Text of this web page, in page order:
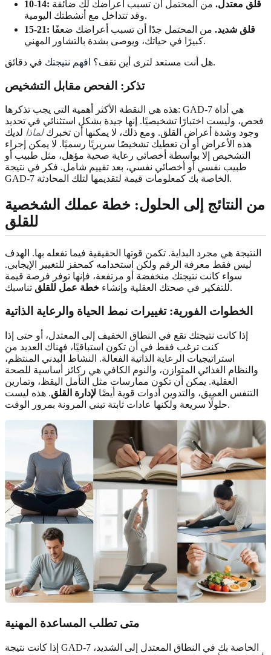
10-14: قلق معتدل. من المحتمل أن تسبب أعراضك لك ضائقة
وقد تتداخل مع أنشطتك اليومية.
15-21: قلق شديد. من المحتمل جدًا أن تسبب أعراضك ضعفًا
كبيرًا في حياتك، ويوصى بشدة بالتشاور المهني.
هل أنت مستعد لترى أين تقف؟ افهم نتيجتك في دقائق.
تذكر: الفحص مقابل التشخيص
هذه هي النقطة الأكثر أهمية التي يجب تذكرها: GAD-7 هي أداة
فحص، وليست اختبارًا تشخيصيًا. إنها جيدة بشكل استثنائي في تحديد
وجود وشدة أعراض القلق. ومع ذلك، لا يمكنها أن تخبركلماذا لديك
هذه الأعراض أو أن تعطيك تشخيصًا سريريًا رسميًا. لا يمكن إجراء
التشخيص إلا بواسطة أخصائي رعاية صحية مؤهل، مثل طبيب أو
طبيب نفسي أو أخصائي نفسي، بعد تقييم شامل. فكر في نتيجة
GAD-7 الخاصة بك كمعلومات قيمة لتقديمها لتلك المحادثة.
من النتائج إلى الحلول: خطة عملك الشخصية
للقلق
النتيجة هي مجرد البداية. تكمن قوتها الحقيقية فيما تفعله بها. الهدف
ليس فقط معرفة الرقم ولكن استخدامه كمحفز للتغيير الإيجابي.
سواء كانت نتيجتك منخفضة أو مرتفعة، فإنها توفر فرصة قيمة
للتفكير في صحتك العقلية وإنشاء خطة عمل للقلق تناسبك.
الخطوات الفورية: تغييرات نمط الحياة والرعاية الذاتية
إذا كانت نتيجتك تقع في النطاق الخفيف إلى المعتدل، أو حتى إذا
كنت ترغب فقط في أن تكون استباقيًا، فهناك العديد من
استراتيجيات الرعاية الذاتية الفعالة. النشاط البدني المنتظم،
والنظام الغذائي المتوازن، والنوم الكافي هي ركائز أساسية للصحة
العقلية. يمكن أن تكون ممارسات مثل التأمل اليقظ، وتمارين
التنفس العميق، والتدوين أدوات قوية أيضًا لإدارة القلق. هذه ليست
حلولًا سريعة ولكنها عادات ثابتة تبني المرونة بمرور الوقت.
متى تطلب المساعدة المهنية
إذا كانت نتيجة GAD-7 الخاصة بك في النطاق المعتدل إلى الشديد،